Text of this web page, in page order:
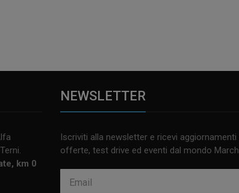
km 0
NEWSLETTER
Iscriviti alla newsletter e ricevi aggiornamenti
offerte, test drive ed eventi dal mondo